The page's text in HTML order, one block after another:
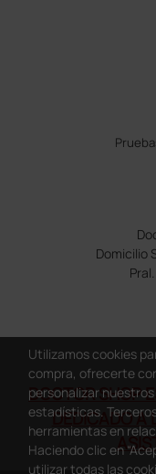
Domicilio
DOCTOR SHOP
DEDICADO A
Utilizamos cookies
compra, ofrecerte
personalizar
estadísticas.
herramientas en
Haciendo clic en
utilizar todas las